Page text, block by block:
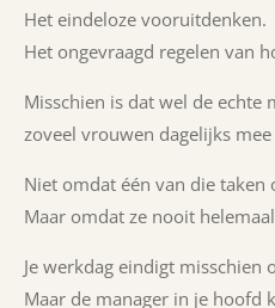
Het eindeloze vooruitdenken.
Het ongevraagd regelen van
Misschien is dat wel de echte
zoveel vrouwen dagelijks mee
Niet omdat één van die taken
Maar omdat ze nooit
Je werkdag eindigt misschien
Maar de manager in je hoofd